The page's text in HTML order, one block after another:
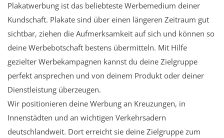
Plakatwerbung ist das beliebteste Werbemedium deiner
Kundschaft. Plakate sind über einen längeren Zeitraum gut
sichtbar, ziehen die Aufmerksamkeit auf sich und können so
deine Werbebotschaft bestens übermitteln. Mit Hilfe
gezielter Werbekampagnen kannst du deine Zielgruppe
perfekt ansprechen und von deinem Produkt oder deiner
Dienstleistung überzeugen.
Wir positionieren deine Werbung an Kreuzungen, in
Innenstädten und an wichtigen Verkehrsadern
deutschlandweit. Dort erreicht sie deine Zielgruppe zum